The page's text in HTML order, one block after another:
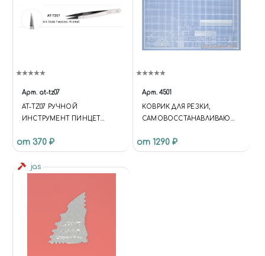
Арт. at-tz07
AT-TZ07 РУЧНОЙ
ИНСТРУМЕНТ ПИНЦЕТ
ОСТРЫЙ POINTED TWEEZER
от 370 ₽
Арт. 4501
КОВРИК ДЛЯ РЕЗКИ,
САМОВОССТАНАВЛИВАЮЩ
Х 900
от 1290 ₽
jas